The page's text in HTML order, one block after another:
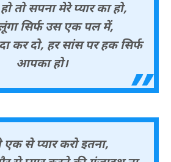
तो सपना मेरे प्यार का हो,
सिर्फ उस एक पल में,
कर दो, हर सांस पर हक सिर्फ
आपका हो।
एक से प्यार करो इतना,